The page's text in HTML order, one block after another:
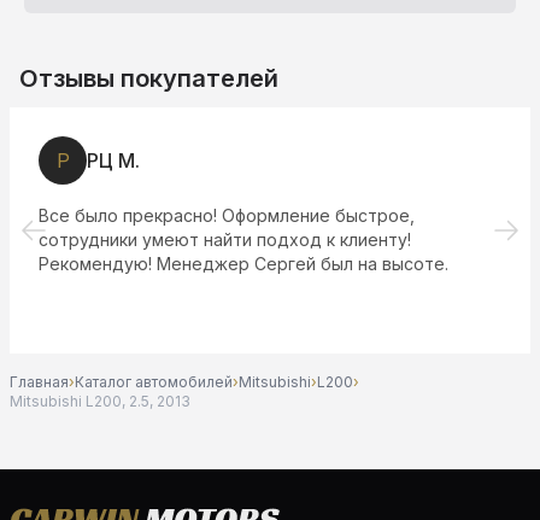
Отзывы покупателей
Р РЦ М.
Все было прекрасно! Оформление быстрое,
сотрудники умеют найти подход к клиенту!
Рекомендую! Менеджер Сергей был на высоте.
Главная›Каталог автомобилей›Mitsubishi›L200›
Mitsubishi L200, 2.5, 2013